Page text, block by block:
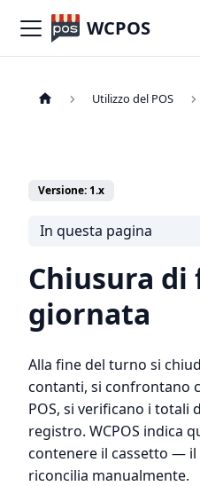
WCPOS
Utilizzo del POS
Versione: 1.x
In questa pagina
Chiusura di
giornata
Alla fine del turno si
contanti, si confrontano
POS, si verificano i totali
registro. WCPOS indica
contenere il cassetto — il
riconcilia manualmente.